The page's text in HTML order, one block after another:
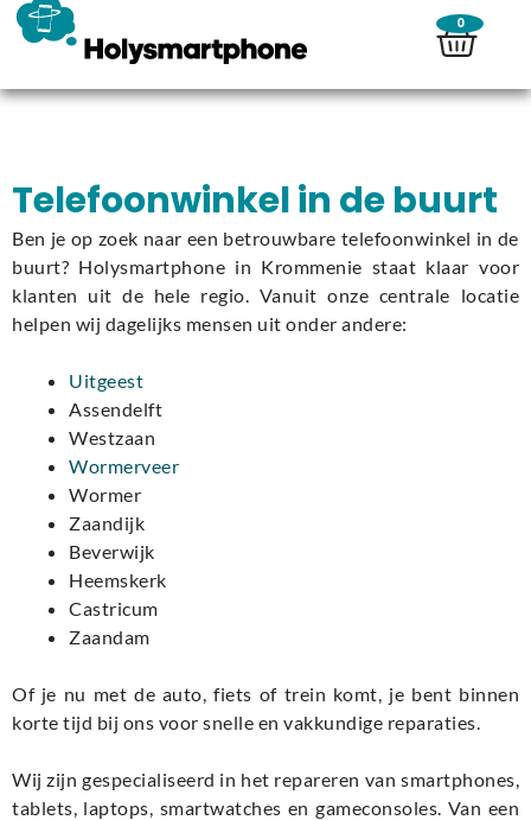
0
Telefoonwinkel in de buurt
Ben je op zoek naar een betrouwbare telefoonwinkel in de
buurt? Holysmartphone in Krommenie staat klaar voor
klanten uit de hele regio. Vanuit onze centrale locatie
helpen wij dagelijks mensen uit onder andere:
Uitgeest
Assendelft
Westzaan
Wormerveer
Wormer
Zaandijk
Beverwijk
Heemskerk
Castricum
Zaandam
Of je nu met de auto, fiets of trein komt, je bent binnen
korte tijd bij ons voor snelle en vakkundige reparaties.
Wij zijn gespecialiseerd in het repareren van smartphones,
tablets, laptops, smartwatches en gameconsoles. Van een